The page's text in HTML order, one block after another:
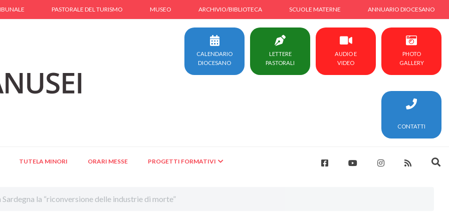
PASTORALE DEL TURISMO MUSEO ARCHIVIO/BIBLIOTECA SCUOLE MATERNE ANNUARIO DIOCESANO
CALENDARIO
DIOCESANO
LETTERE
PASTORALI
AUDIO E
VIDEO
PHOTO
GALLERY
CONTATTI
TUTELA MINORI ORARI MESSE PROGETTI FORMATIVI
Sardegna la “riconversione delle industrie di morte”